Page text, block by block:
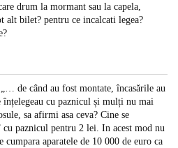
drum la mormant sau la capela,
alt bilet? pentru ce incalcati legea?
de când au fost montate, încasările au
înțelegeau cu paznicul și mulți nu mai
sa afirmi asa ceva? Cine se
cu paznicul pentru 2 lei. In acest mod nu
cumpara aparatele de 10 000 de euro ca